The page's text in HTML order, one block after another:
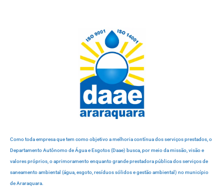
Como toda empresa que tem como objetivo a melhoria contínua dos serviços prestados, o
Departamento Autônomo de Água e Esgotos (Daae) busca, por meio da missão, visão e
valores próprios, o aprimoramento enquanto grande prestadora pública dos serviços de
saneamento ambiental (água, esgoto, resíduos sólidos e gestão ambiental) no município
de Araraquara.